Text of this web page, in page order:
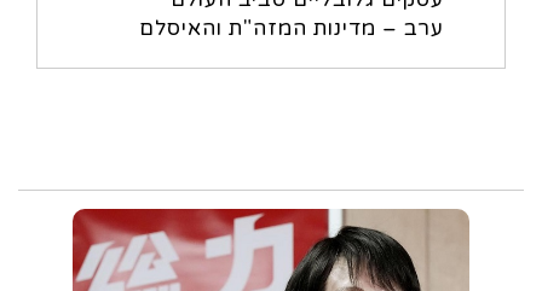
ערב – מדינות המזה"ת והאיסלם